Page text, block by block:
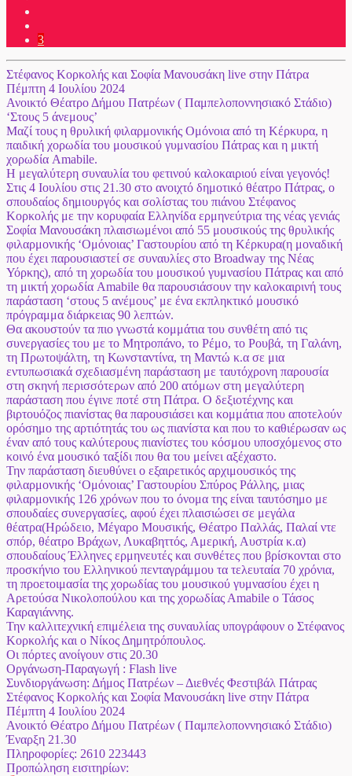
3
Στέφανος Κορκολής και Σοφία Μανουσάκη live στην Πάτρα
Πέμπτη 4 Ιουλίου 2024
Ανοικτό Θέατρο Δήμου Πατρέων ( Παμπελοποννησιακό Στάδιο)
‘Στους 5 άνεμους’
Μαζί τους η θρυλική φιλαρμονικής Ομόνοια από τη Κέρκυρα, η
παιδική χορωδία του μουσικού γυμνασίου Πάτρας και η μικτή
χορωδία Amabile.
Η μεγαλύτερη συναυλία του φετινού καλοκαιριού είναι γεγονός!
Στις 4 Ιουλίου στις 21.30 στο ανοιχτό δημοτικό θέατρο Πάτρας, ο
σπουδαίος δημιουργός και σολίστας του πιάνου Στέφανος
Κορκολής με την κορυφαία Ελληνίδα ερμηνεύτρια της νέας γενιάς
Σοφία Μανουσάκη πλαισιωμένοι από 55 μουσικούς της θρυλικής
φιλαρμονικής ‘Ομόνοιας’ Γαστουρίου από τη Κέρκυρα(η μοναδική
που έχει παρουσιαστεί σε συναυλίες στο Broadway της Νέας
Υόρκης), από τη χορωδία του μουσικού γυμνασίου Πάτρας και από
τη μικτή χορωδία Amabile θα παρουσιάσουν την καλοκαιρινή τους
παράσταση ‘στους 5 ανέμους’ με ένα εκπληκτικό μουσικό
πρόγραμμα διάρκειας 90 λεπτών.
Θα ακουστούν τα πιο γνωστά κομμάτια του συνθέτη από τις
συνεργασίες του με το Μητροπάνο, το Ρέμο, το Ρουβά, τη Γαλάνη,
τη Πρωτοψάλτη, τη Κωνσταντίνα, τη Μαντώ κ.α σε μια
εντυπωσιακά σχεδιασμένη παράσταση με ταυτόχρονη παρουσία
στη σκηνή περισσότερων από 200 ατόμων στη μεγαλύτερη
παράσταση που έγινε ποτέ στη Πάτρα. Ο δεξιοτέχνης και
βιρτουόζος πιανίστας θα παρουσιάσει και κομμάτια που αποτελούν
ορόσημο της αρτιότητάς του ως πιανίστα και που το καθιέρωσαν ως
έναν από τους καλύτερους πιανίστες του κόσμου υποσχόμενος στο
κοινό ένα μουσικό ταξίδι που θα του μείνει αξέχαστο.
Την παράσταση διευθύνει ο εξαιρετικός αρχιμουσικός της
φιλαρμονικής ‘Ομόνοιας’ Γαστουρίου Σπύρος Ράλλης, μιας
φιλαρμονικής 126 χρόνων που το όνομα της είναι ταυτόσημο με
σπουδαίες συνεργασίες, αφού έχει πλαισιώσει σε μεγάλα
θέατρα(Ηρώδειο, Μέγαρο Μουσικής, Θέατρο Παλλάς, Παλαί ντε
σπόρ, θέατρο Βράχων, Λυκαβηττός, Αμερική, Αυστρία κ.α)
σπουδαίους Έλληνες ερμηνευτές και συνθέτες που βρίσκονται στο
προσκήνιο του Ελληνικού πενταγράμμου τα τελευταία 70 χρόνια,
τη προετοιμασία της χορωδίας του μουσικού γυμνασίου έχει η
Αρετούσα Νικολοπούλου και της χορωδίας Αmabile ο Τάσος
Καραγιάννης.
Την καλλιτεχνική επιμέλεια της συναυλίας υπογράφουν ο Στέφανος
Κορκολής και ο Νίκος Δημητρόπουλος.
Oι πόρτες ανοίγουν στις 20.30
Οργάνωση-Παραγωγή : Flash live
Συνδιοργάνωση: Δήμος Πατρέων – Διεθνές Φεστιβάλ Πάτρας
Στέφανος Κορκολής και Σοφία Μανουσάκη live στην Πάτρα
Πέμπτη 4 Ιουλίου 2024
Ανοικτό Θέατρο Δήμου Πατρέων ( Παμπελοποννησιακό Στάδιο)
Έναρξη 21.30
Πληροφορίες: 2610 223443
Προπώληση εισιτηρίων: